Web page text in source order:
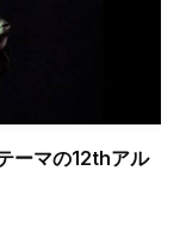
ーマの12thアル